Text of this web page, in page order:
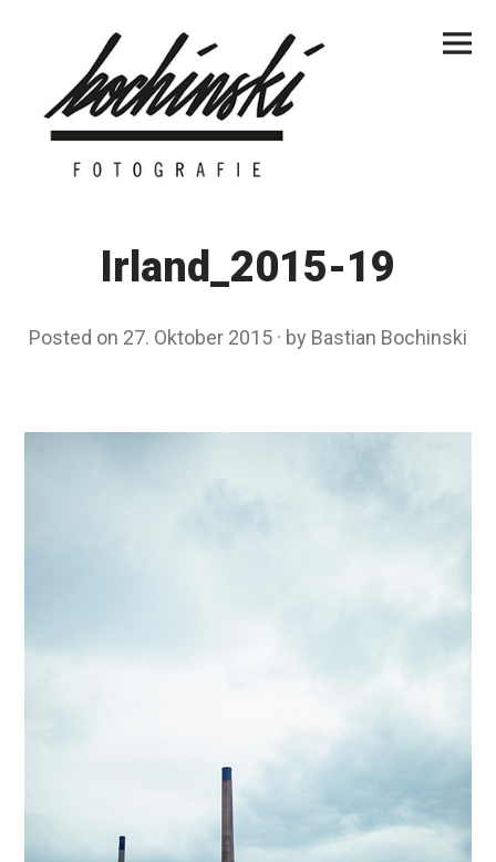
Menu
Irland_2015-19
Posted on 27. Oktober 2015 by Bastian Bochinski